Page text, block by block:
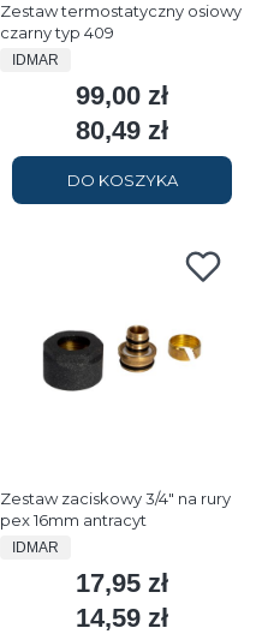
Zestaw termostatyczny osiowy
czarny typ 409
PRODUCENT
IDMAR
Cena
99,00 zł
Cena
80,49 zł
DO KOSZYKA
Zestaw zaciskowy 3/4" na rury
pex 16mm antracyt
PRODUCENT
IDMAR
Cena
17,95 zł
Cena
14,59 zł